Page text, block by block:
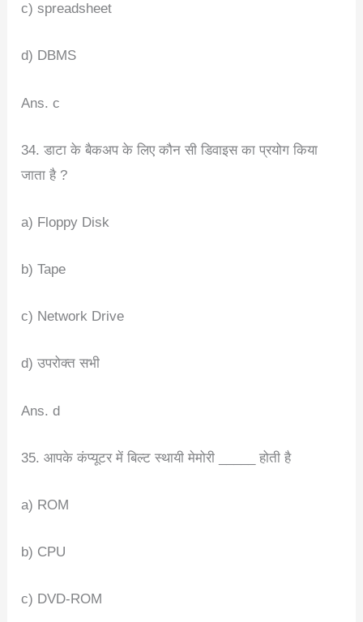
c) spreadsheet
d) DBMS
Ans. c
34. डाटा के बैकअप के लिए कौन सी डिवाइस का प्रयोग किया
जाता है ?
a) Floppy Disk
b) Tape
c) Network Drive
d) उपरोक्त सभी
Ans. d
35. आपके कंप्यूटर में बिल्ट स्थायी मेमोरी _____ होती है
a) ROM
b) CPU
c) DVD-ROM